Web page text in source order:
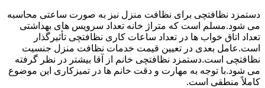
دستمزد نظافتچی برای نظافت منزل نیز به صورت ساعتی محاسبه
می شود.مسلم است که متراژ خانه تعداد سرویس های بهداشتی
تعداد اتاق خواب ها در تعداد ساعات کاری نظافتچی تأثیرگذار
است.عامل بعدی در تعیین قیمت خدمات نظافت منزل جنسیت
نظافتچی است.دستمزد نظافتچی خانم از آقا بیشتر در نظر گرفته
می شود.با توجه به مهارت و دقت خانم ها در تمیزکاری این موضوع
کاملاً منطقی است.